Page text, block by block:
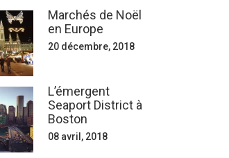
Marchés de Noël
en Europe
20 décembre, 2018
L’émergent
Seaport District à
Boston
08 avril, 2018